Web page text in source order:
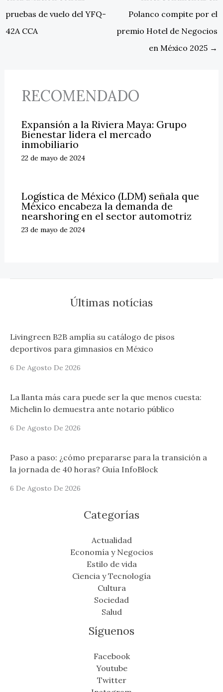
pruebas de vuelo del YFQ-
42A CCA
Polanco compite por el
premio Hotel de Negocios
en México 2025 →
RECOMENDADO
Expansión a la Riviera Maya: Grupo
Bienestar lidera el mercado
inmobiliario
22 de mayo de 2024
Logística de México (LDM) señala que
México encabeza la demanda de
nearshoring en el sector automotriz
23 de mayo de 2024
Últimas notícias
Livingreen B2B amplía su catálogo de pisos
deportivos para gimnasios en México
6 De Agosto De 2026
La llanta más cara puede ser la que menos cuesta:
Michelin lo demuestra ante notario público
6 De Agosto De 2026
Paso a paso: ¿cómo prepararse para la transición a
la jornada de 40 horas? Guía InfoBlock
6 De Agosto De 2026
Categorías
Actualidad
Economía y Negocios
Estilo de vida
Ciencia y Tecnología
Cultura
Sociedad
Salud
Síguenos
Facebook
Youtube
Twitter